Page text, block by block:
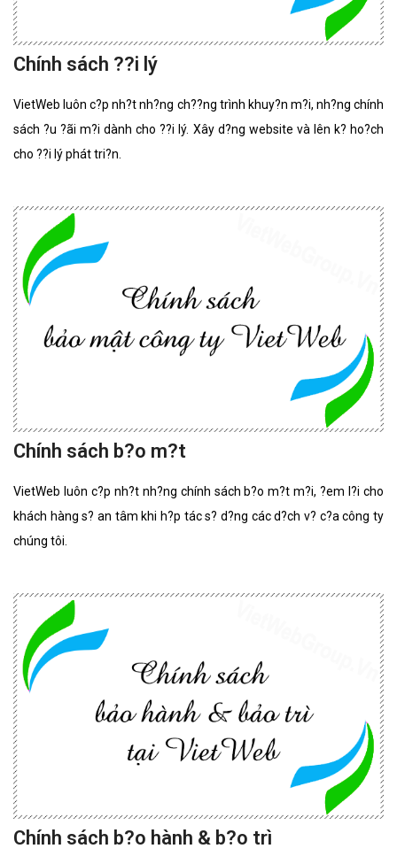
Chính sách ??i lý
VietWeb luôn c?p nh?t nh?ng ch??ng trình khuy?n m?i, nh?ng chính
sách ?u ?ãi m?i dành cho ??i lý. Xây d?ng website và lên k? ho?ch
cho ??i lý phát tri?n.
Chính sách b?o m?t
VietWeb luôn c?p nh?t nh?ng chính sách b?o m?t m?i, ?em l?i cho
khách hàng s? an tâm khi h?p tác s? d?ng các d?ch v? c?a công ty
chúng tôi.
Chính sách b?o hành & b?o trì